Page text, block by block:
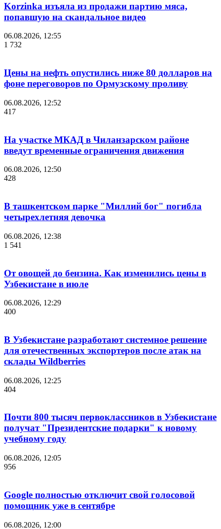
Korzinka изъяла из продажи партию мяса,
попавшую на скандальное видео
06.08.2026, 12:55
1 732
Цены на нефть опустились ниже 80 долларов на
фоне переговоров по Ормузскому проливу
06.08.2026, 12:52
417
На участке МКАД в Чиланзарском районе
введут временные ограничения движения
06.08.2026, 12:50
428
В ташкентском парке "Миллий бог" погибла
четырехлетняя девочка
06.08.2026, 12:38
1 541
От овощей до бензина. Как изменились цены в
Узбекистане в июле
06.08.2026, 12:29
400
В Узбекистане разработают системное решение
для отечественных экспортеров после атак на
склады Wildberries
06.08.2026, 12:25
404
Почти 800 тысяч первоклассников в Узбекистане
получат "Президентские подарки" к новому
учебному году
06.08.2026, 12:05
956
Google полностью отключит свой голосовой
помощник уже в сентябре
06.08.2026, 12:00